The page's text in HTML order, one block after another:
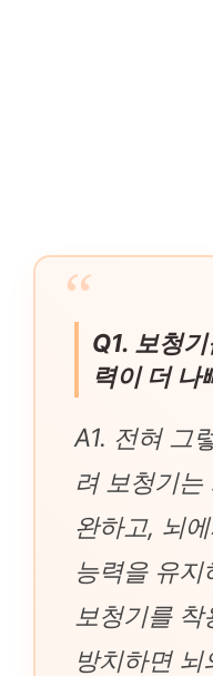
Q1. 보청
력이 더 나
A1. 전혀 그
려 보청기는
완하고, 뇌
능력을 유지
보청기를
방치하면